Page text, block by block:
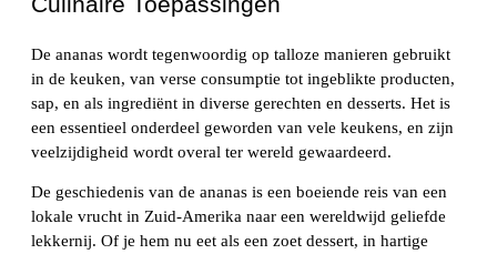
De ananas wordt tegenwoordig op talloze manieren gebruikt
in de keuken, van verse consumptie tot ingeblikte producten,
sap, en als ingrediënt in diverse gerechten en desserts. Het is
een essentieel onderdeel geworden van vele keukens, en zijn
veelzijdigheid wordt overal ter wereld gewaardeerd.
De geschiedenis van de ananas is een boeiende reis van een
lokale vrucht in Zuid-Amerika naar een wereldwijd geliefde
lekkernij. Of je hem nu eet als een zoet dessert, in hartige